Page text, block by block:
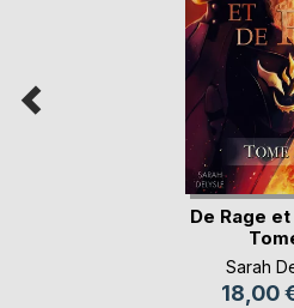
De Rage
Sarah
18,00